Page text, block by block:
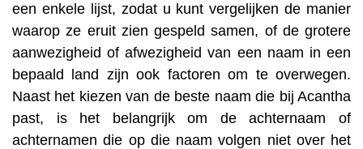
een enkele lijst, zodat u kunt vergelijken de manier
waarop ze eruit zien gespeld samen, of de grotere
aanwezigheid of afwezigheid van een naam in een
bepaald land zijn ook factoren om te overwegen.
Naast het kiezen van de beste naam die bij Acantha
past, is het belangrijk om de achternaam of
achternamen die op die naam volgen niet over het